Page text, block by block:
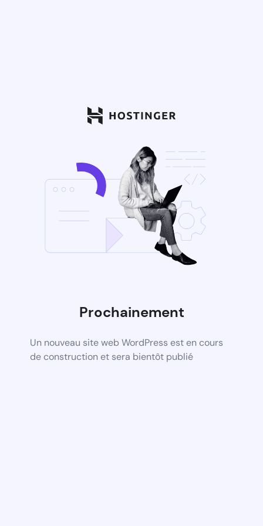
Prochainement
Un nouveau site web WordPress est en cours
de construction et sera bientôt publié